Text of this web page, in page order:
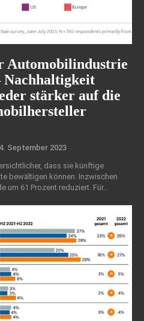
Automobilindustrie
Nachhaltigkeit
stärker auf die
4. September 2023
dass sie künftige
bewältigen können. Inzwischen
61 Prozent reduziert. Für...